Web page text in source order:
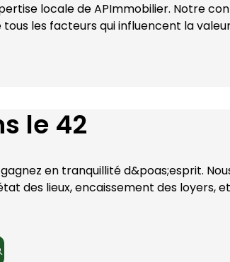
locale de APImmobilier. Notre
les facteurs qui influencent la
le 42
en tranquillité d&poas;esprit.
des lieux, encaissement des loyers,